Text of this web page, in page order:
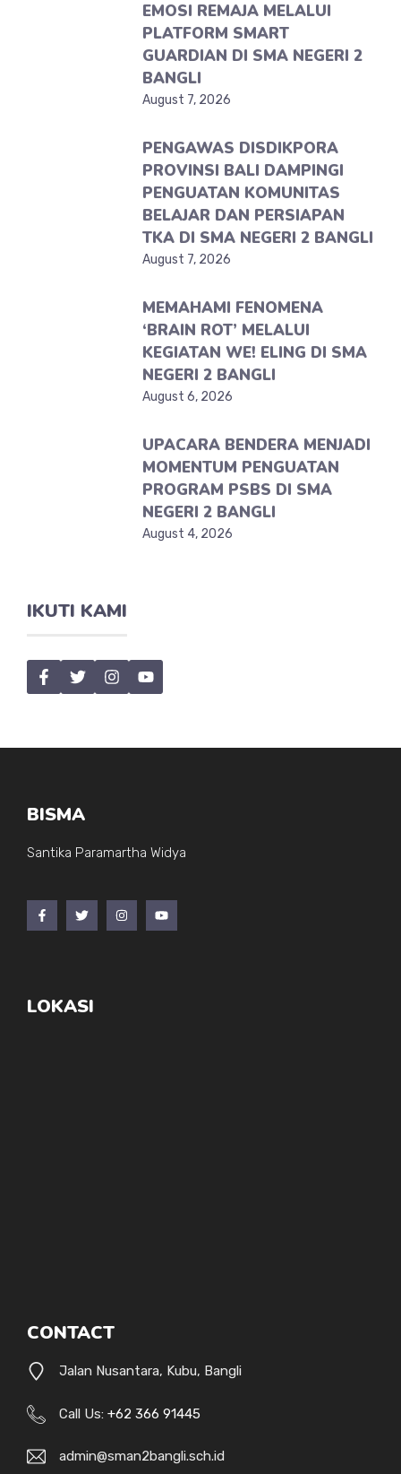
EMOSI REMAJA MELALUI
PLATFORM SMART
GUARDIAN DI SMA NEGERI 2
BANGLI
August 7, 2026
PENGAWAS DISDIKPORA
PROVINSI BALI DAMPINGI
PENGUATAN KOMUNITAS
BELAJAR DAN PERSIAPAN
TKA DI SMA NEGERI 2 BANGLI
August 7, 2026
MEMAHAMI FENOMENA
‘BRAIN ROT’ MELALUI
KEGIATAN WE! ELING DI SMA
NEGERI 2 BANGLI
August 6, 2026
UPACARA BENDERA MENJADI
MOMENTUM PENGUATAN
PROGRAM PSBS DI SMA
NEGERI 2 BANGLI
August 4, 2026
IKUTI KAMI
BISMA
Santika Paramartha Widya
LOKASI
CONTACT
Jalan Nusantara, Kubu, Bangli
Call Us: +62 366 91445
admin@sman2bangli.sch.id